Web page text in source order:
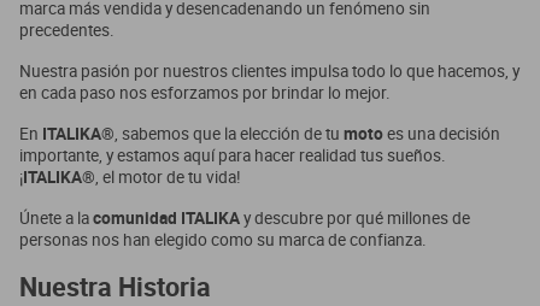
marca más vendida y desencadenando un fenómeno sin
precedentes.
Nuestra pasión por nuestros clientes impulsa todo lo que hacemos, y
en cada paso nos esforzamos por brindar lo mejor.
En ITALIKA®, sabemos que la elección de tu motoes una decisión
importante, y estamos aquí para hacer realidad tus sueños.
¡ITALIKA®, el motor de tu vida!
Únete a lacomunidad ITALIKAy descubre por qué millones de
personas nos han elegido como su marca de confianza.
Nuestra Historia
300z
vortex
cuatrimotos